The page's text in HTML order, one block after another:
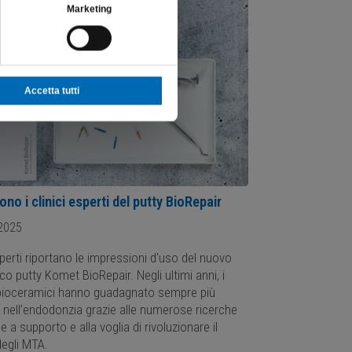
Marketing
Accetta tutti
i clinici esperti del putty BioRepair
riportano le impressioni d'uso del nuovo
putty Komet BioRepair. Negli ultimi anni, i
hanno guadagnato sempre più
grazie alle numerose ricerche
a supporto e alla voglia di rivoluzionare il
MTA.